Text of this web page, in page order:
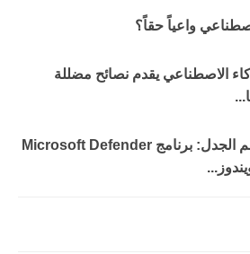
واعياً حقاً؟
الاصطناعي يقدم نصائح مضللة
مايكروسوفت تحسم الجدل: برنامج Microsoft Defender